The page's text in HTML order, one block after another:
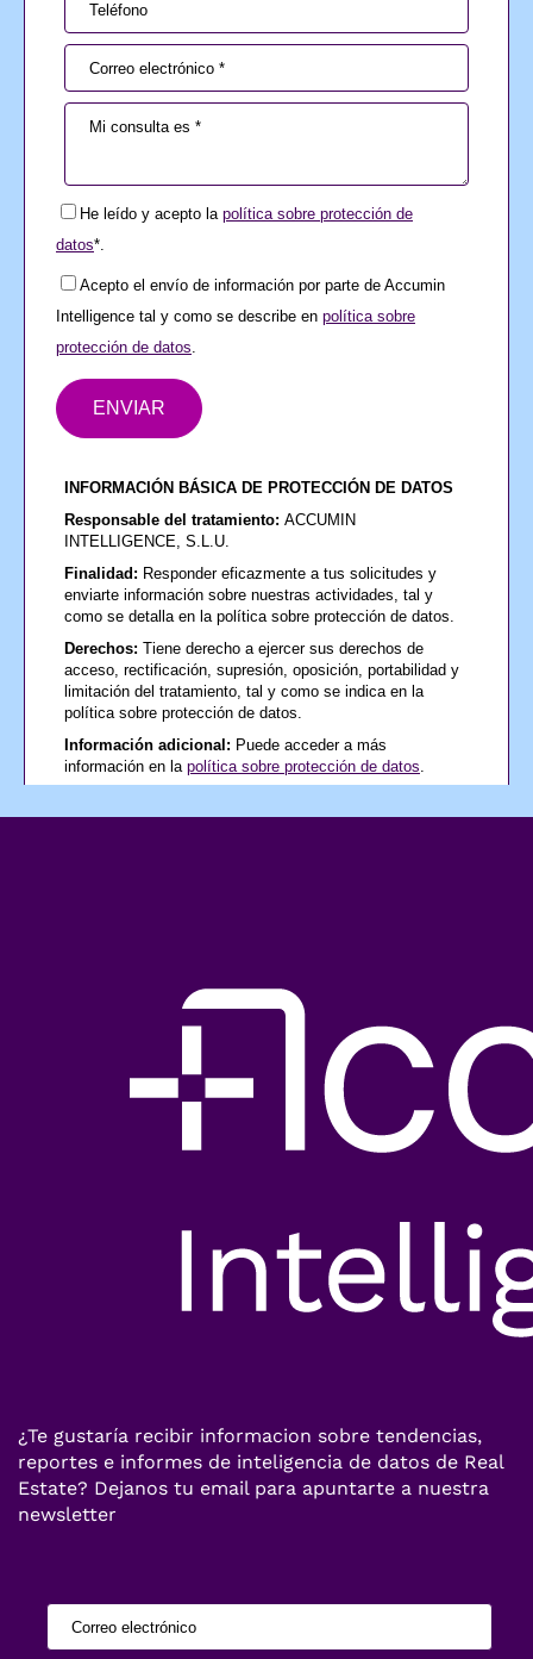
¿Te gustaría recibir informacion sobre tendencias,
reportes e informes de inteligencia de datos de Real
Estate? Dejanos tu email para apuntarte a nuestra
newsletter